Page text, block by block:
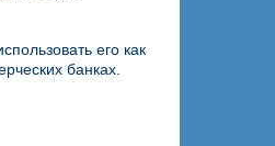
его как
банках.